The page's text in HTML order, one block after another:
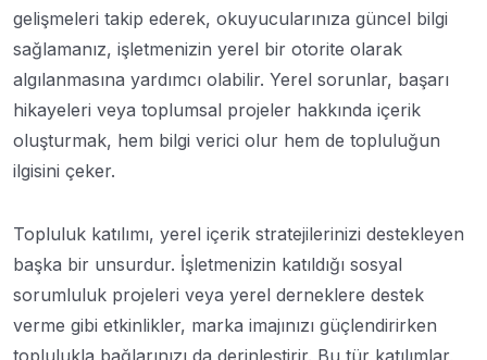
gelişmeleri takip ederek, okuyucularınıza güncel bilgi
sağlamanız, işletmenizin yerel bir otorite olarak
algılanmasına yardımcı olabilir. Yerel sorunlar, başarı
hikayeleri veya toplumsal projeler hakkında içerik
oluşturmak, hem bilgi verici olur hem de topluluğun
ilgisini çeker.
Topluluk katılımı, yerel içerik stratejilerinizi destekleyen
başka bir unsurdur. İşletmenizin katıldığı sosyal
sorumluluk projeleri veya yerel derneklere destek
verme gibi etkinlikler, marka imajınızı güçlendirirken
toplulukla bağlarınızı da derinleştirir. Bu tür katılımlar,